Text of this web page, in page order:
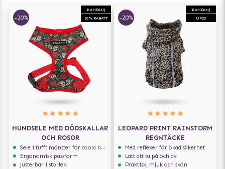
KAMPANJ
20% RABATT
-20%
HUNDSELE MED DÖDSKALLAR
OCH ROSOR
Sele i tufft mönster för coola hundar
Ergonomisk passform
Justerbar i storlek
KAMPANJ
UP20
-20%
LEOPARD PRINT RAINSTORM
REGNTÄCKE
Med reflexer för ökad säkerhet
Lätt att ta på och av
Praktisk, mjuk och skön